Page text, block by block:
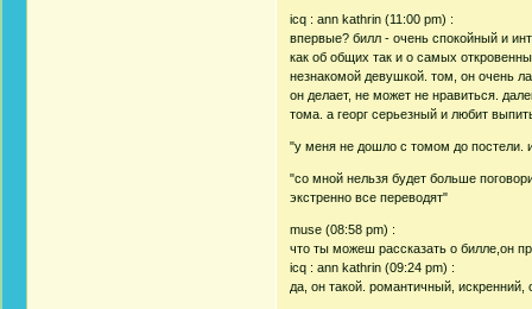
icq : ann kathrin (11:00 pm) :
впервые? билл - очень спокойный и
как об общих так и о самых
незнакомой девушкой. том, он очень
он делает, не может не нравиться.
тома. а георг серьезный и любит
"у меня не дошло с томом до постели.
"со мной нельзя будет больше
экстренно все переводят"
muse (08:58 pm) :
что ты можеш рассказать о билле,он
icq : ann kathrin (09:24 pm) :
да, он такой. романтичный,